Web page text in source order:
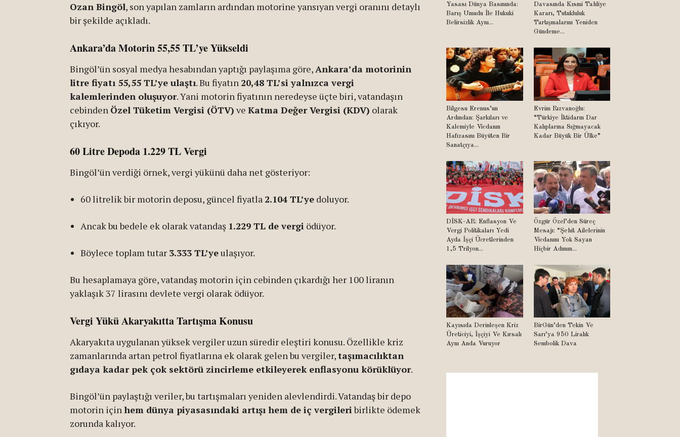
Ozan Bingöl, son yapılan zamların ardından motorine yansıyan vergi oranını detaylı
bir şekilde açıkladı.
Ankara’da Motorin 55,55 TL’ye Yükseldi
Bingöl’ün sosyal medya hesabından yaptığı paylaşıma göre,Ankara’da motorinin
litre fiyatı 55,55 TL’ye ulaştı. Bu fiyatın 20,48 TL’si yalnızca vergi
kalemlerinden oluşuyor. Yani motorin fiyatının neredeyse üçte biri, vatandaşın
cebinden Özel Tüketim Vergisi (ÖTV) ve Katma Değer Vergisi (KDV) olarak
çıkıyor.
60 Litre Depoda 1.229 TL Vergi
Bingöl’ün verdiği örnek, vergi yükünü daha net gösteriyor:
60 litrelik bir motorin deposu, güncel fiyatla 2.104 TL’ye doluyor.
Ancak bu bedele ek olarak vatandaş 1.229 TL de vergi ödüyor.
Böylece toplam tutar 3.333 TL’yeulaşıyor.
Bu hesaplamaya göre, vatandaş motorin için cebinden çıkardığı her 100 liranın
yaklaşık 37 lirasını devlete vergi olarak ödüyor.
Vergi Yükü Akaryakıtta Tartışma Konusu
Akaryakıta uygulanan yüksek vergiler uzun süredir eleştiri konusu. Özellikle kriz
zamanlarında artan petrol fiyatlarına ek olarak gelen bu vergiler,taşımacılıktan
gıdaya kadar pek çok sektörü zincirleme etkileyerek enflasyonu körüklüyor.
Bingöl’ün paylaştığı veriler, bu tartışmaları yeniden alevlendirdi. Vatandaş bir depo
motorin içinhem dünya piyasasındaki artışı hem de iç vergileribirlikte ödemek
zorunda kalıyor.
Yasası Dünya Basınında:
Barış Umudu İle Hukuki
Belirsizlik Aynı...
Davasında Kısmi Tahliye
Kararı, Tutukluluk
Tartışmalarını Yeniden
Gündeme...
Bilgesu Erenus’un
Ardından: Şarkıları ve
Kalemiyle Vicdanın
Hafızasını Büyüten Bir
Sanatçıya...
Evrim Rızvanoğlu:
“Türkiye İktidarın Dar
Kalıplarına Sığmayacak
Kadar Büyük Bir Ülke”
DİSK-AR: Enflasyon Ve
Vergi Politikaları Yedi
Ayda İşçi Ücretlerinden
1,5 Trilyon...
Özgür Özel’den Süreç
Mesajı: “Şehit Ailelerinin
Vicdanını Yok Sayan
Hiçbir Adımın...
Kayısıda Derinleşen Kriz
Üreticiyi, İşçiyi Ve Kırsalı
Aynı Anda Vuruyor
BirGün’den Tekin Ve
Sarı’ya 950 Liralık
Sembolik Dava